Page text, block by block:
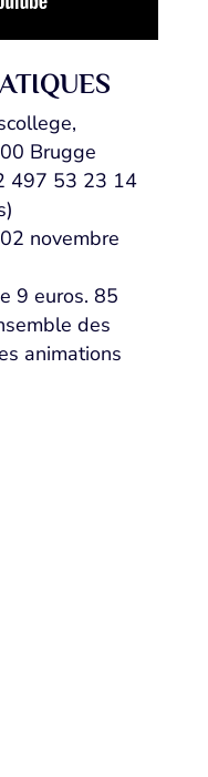
Brugge
497 53 23 14
novembre
9 euros. 85
des
animations